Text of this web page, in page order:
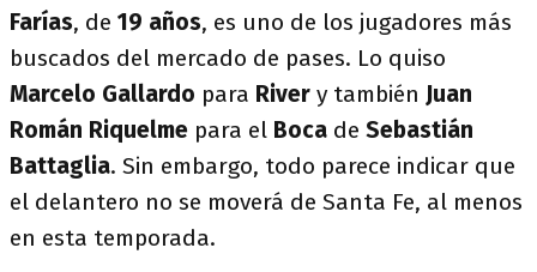
Farías, de 19 años, es uno de los jugadores más
buscados del mercado de pases. Lo quiso
Marcelo Gallardo para River y también Juan
Román Riquelme para el Boca de Sebastián
Battaglia. Sin embargo, todo parece indicar que
el delantero no se moverá de Santa Fe, al menos
en esta temporada.